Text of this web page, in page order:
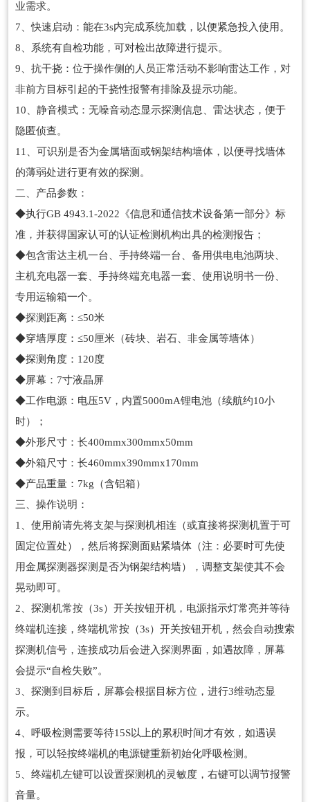
业需求。
7、快速启动：能在3s内完成系统加载，以便紧急投入使用。
8、系统有自检功能，可对检出故障进行提示。
9、抗干挠：位于操作侧的人员正常活动不影响雷达工作，对
非前方目标引起的干挠性报警有排除及提示功能。
10、静音模式：无噪音动态显示探测信息、雷达状态，便于
隐匿侦查。
11、可识别是否为金属墙面或钢架结构墙体，以便寻找墙体
的薄弱处进行更有效的探测。
二、产品参数：
◆执行GB 4943.1-2022《信息和通信技术设备第一部分》标
准，并获得国家认可的认证检测机构出具的检测报告；
◆包含雷达主机一台、手持终端一台、备用供电电池两块、
主机充电器一套、手持终端充电器一套、使用说明书一份、
专用运输箱一个。
◆探测距离：≤50米
◆穿墙厚度：≤50厘米（砖块、岩石、非金属等墙体）
◆探测角度：120度
◆屏幕：7寸液晶屏
◆工作电源：电压5V，内置5000mA锂电池（续航约10小
时）；
◆外形尺寸：长400mmx300mmx50mm
◆外箱尺寸：长460mmx390mmx170mm
◆产品重量：7kg（含铝箱）
三、操作说明：
1、使用前请先将支架与探测机相连（或直接将探测机置于可
固定位置处），然后将探测面贴紧墙体（注：必要时可先使
用金属探测器探测是否为钢架结构墙），调整支架使其不会
晃动即可。
2、探测机常按（3s）开关按钮开机，电源指示灯常亮并等待
终端机连接，终端机常按（3s）开关按钮开机，然会自动搜索
探测机信号，连接成功后会进入探测界面，如遇故障，屏幕
会提示“自检失败”。
3、探测到目标后，屏幕会根据目标方位，进行3维动态显
示。
4、呼吸检测需要等待15S以上的累积时间才有效，如遇误
报，可以轻按终端机的电源键重新初始化呼吸检测。
5、终端机左键可以设置探测机的灵敏度，右键可以调节报警
音量。